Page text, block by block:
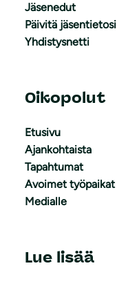
Jäsenedut
Päivitä jäsentietosi
Yhdistysnetti
Oikopolut
Etusivu
Ajankohtaista
Tapahtumat
Avoimet työpaikat
Medialle
Lue lisää